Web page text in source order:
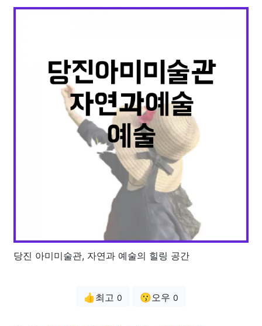
당진 아미미술관, 자연과 예술의 힐링 공간
👍최고 0 😗오우 0